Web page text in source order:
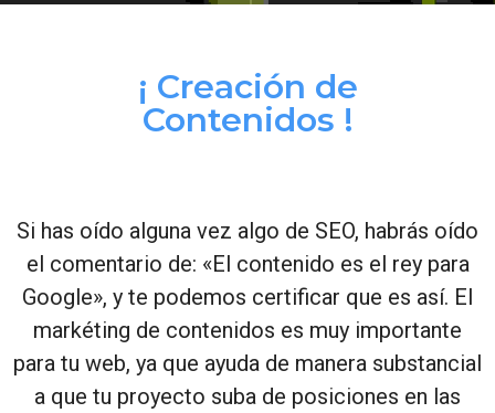
¡ Creación de
Contenidos !
Si has oído alguna vez algo de SEO, habrás oído
el comentario de: «El contenido es el rey para
Google», y te podemos certificar que es así. El
markéting de contenidos es muy importante
para tu web, ya que ayuda de manera substancial
a que tu proyecto suba de posiciones en las